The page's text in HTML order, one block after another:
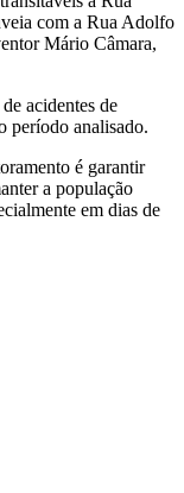
com a Rua Adolfo
Mário Câmara,
acidentes de
período analisado.
é garantir
a população
em dias de